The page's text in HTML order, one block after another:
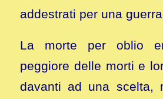
addestrati per una
La morte per oblio
peggiore delle morti e
davanti ad una scelta,